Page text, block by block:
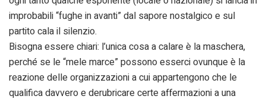
improbabili “fughe in avanti” dal sapore nostalgico e sul
partito cala il silenzio.
Bisogna essere chiari: l’unica cosa a calare è la maschera,
perché se le “mele marce” possono esserci ovunque è la
reazione delle organizzazioni a cui appartengono che le
qualifica davvero e derubricare certe affermazioni a una